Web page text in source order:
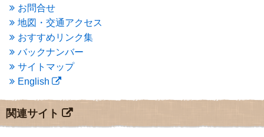
2014年9月
2014年5月(1)
2014年4月 (4)
2014年1月 (1)
2013年11月(4)
2013年10月 (2)
2013年9月(4)
2013年7月
(7)
2013年6月 (6)
2013年5月(13)
お問合せ
地図・交通アクセス
おすすめリンク集
バックナンバー
サイトマップ
English
関連サイト